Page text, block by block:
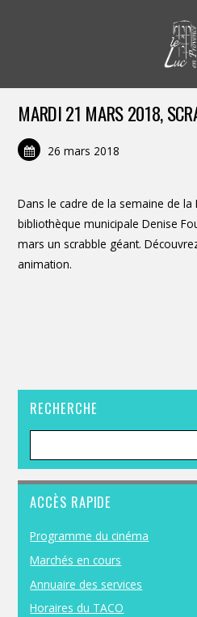
MARDI 21 MARS 2018,
26 mars 2018
Dans le cadre de la semaine de la
bibliothèque municipale Denise
mars un scrabble géant.
animation.
RECHERCHE
ACCÈS RAPIDE
Programme du cinéma
Marchés en cours
Annuaire des services
Horaires du TACO